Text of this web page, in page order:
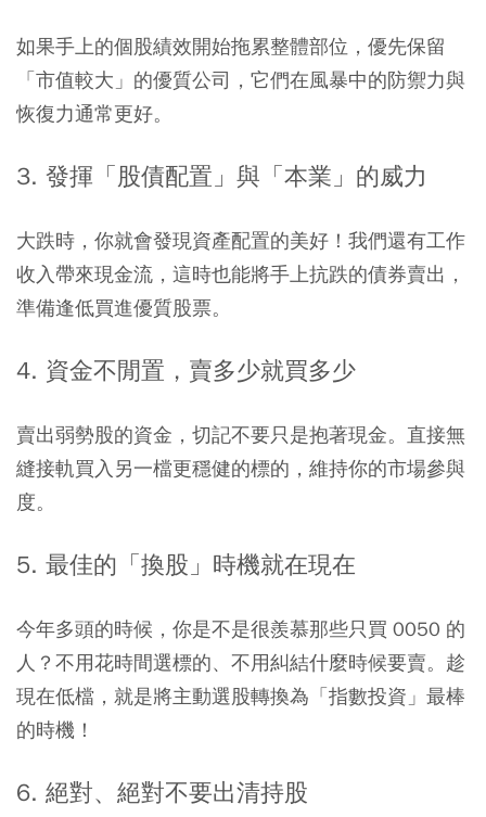
如果手上的個股績效開始拖累整體部位，優先保留
「市值較大」的優質公司，它們在風暴中的防禦力與
恢復力通常更好。
3. 發揮「股債配置」與「本業」的威力
大跌時，你就會發現資產配置的美好！我們還有工作
收入帶來現金流，這時也能將手上抗跌的債券賣出，
準備逢低買進優質股票。
4. 資金不閒置，賣多少就買多少
賣出弱勢股的資金，切記不要只是抱著現金。直接無
縫接軌買入另一檔更穩健的標的，維持你的市場參與
度。
5. 最佳的「換股」時機就在現在
今年多頭的時候，你是不是很羨慕那些只買 0050 的
人？不用花時間選標的、不用糾結什麼時候要賣。趁
現在低檔，就是將主動選股轉換為「指數投資」最棒
的時機！
6. 絕對、絕對不要出清持股